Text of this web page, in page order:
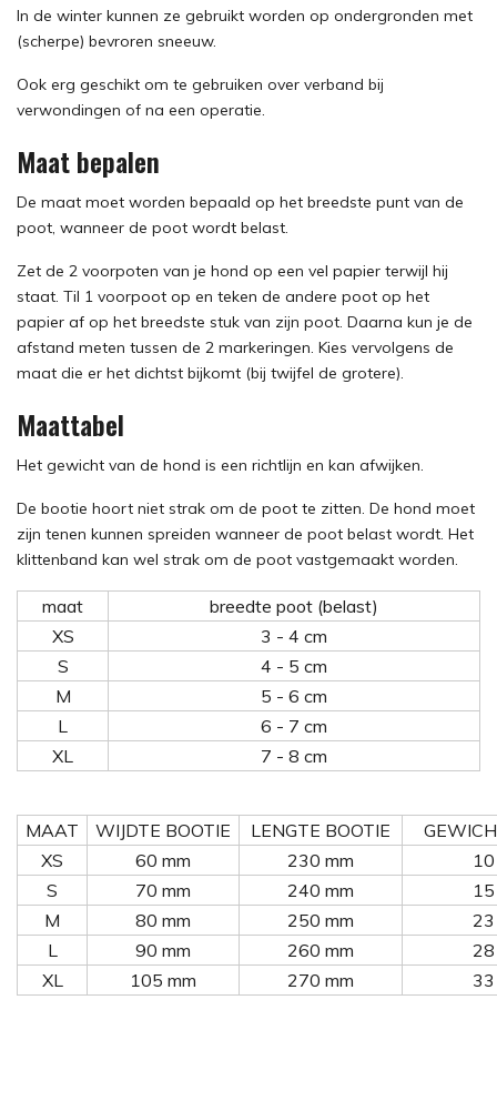
In de winter kunnen ze gebruikt worden op ondergronden met
(scherpe) bevroren sneeuw.
Ook erg geschikt om te gebruiken over verband bij
verwondingen of na een operatie.
Maat bepalen
De maat moet worden bepaald op het breedste punt van de
poot, wanneer de poot wordt belast.
Zet de 2 voorpoten van je hond op een vel papier terwijl hij
staat. Til 1 voorpoot op en teken de andere poot op het
papier af op het breedste stuk van zijn poot. Daarna kun je de
afstand meten tussen de 2 markeringen. Kies vervolgens de
maat die er het dichtst bijkomt (bij twijfel de grotere).
Maattabel
Het gewicht van de hond is een richtlijn en kan afwijken.
De bootie hoort niet strak om de poot te zitten. De hond moet
zijn tenen kunnen spreiden wanneer de poot belast wordt. Het
klittenband kan wel strak om de poot vastgemaakt worden.
maat
breedte poot (belast)
XS
3 - 4 cm
S
4 - 5 cm
M
5 - 6 cm
L
6 - 7 cm
XL
7 - 8 cm
MAAT WIJDTE BOOTIE LENGTE BOOTIE
XS
60 mm 230 mm
S
70 mm 240 mm
M
80 mm 250 mm
L
90 mm 260 mm
XL
105 mm 270 mm